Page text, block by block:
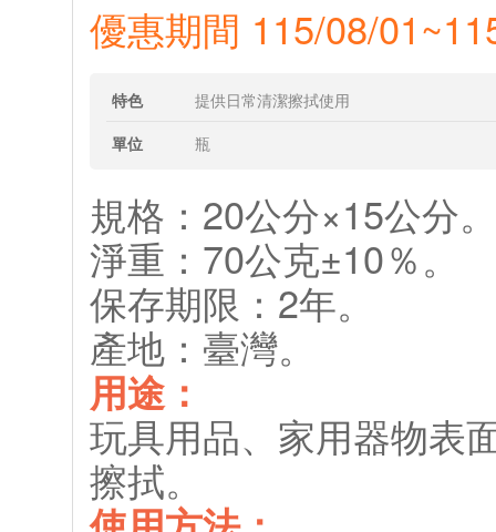
優惠期間 115/08/
特色
提供日常清潔擦拭使用
單位
瓶
規格：20公分×15公分。
淨重：70公克±10％。
保存期限：2年。
產地：臺灣。
用途：
玩具用品、家用器物表
擦拭。